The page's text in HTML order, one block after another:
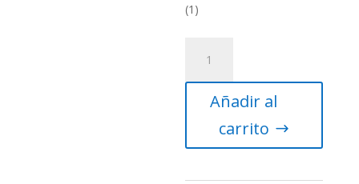
(1)
pecho
prismáticos
Añadir al
carrito